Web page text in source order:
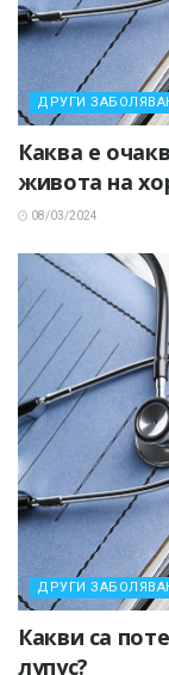
ДРУГИ
Каква е
живота на
08/03/2024
ДРУГИ
Какви са
лупус?